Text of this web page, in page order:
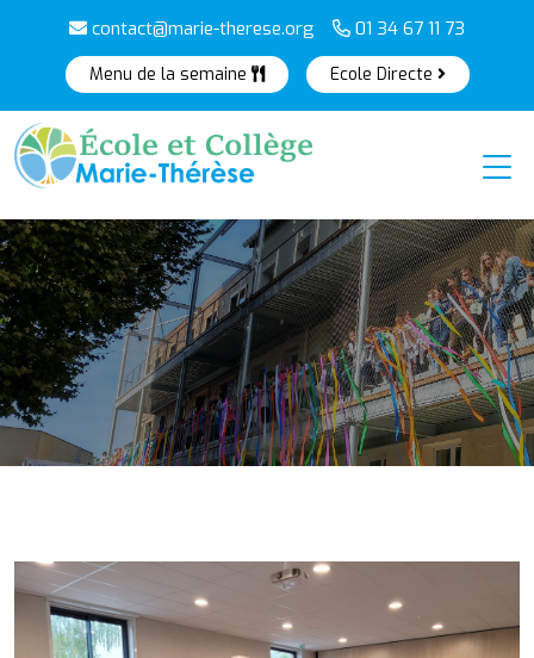
contact@marie-therese.org 01 34 67 11 73
Menu de la semaine Ecole Directe